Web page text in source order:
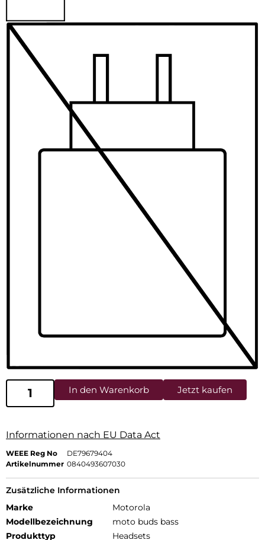
In den Warenkorb Jetzt kaufen
Informationen nach EU Data Act
WEEE Reg No
DE79679404
Artikelnummer 0840493607030
Zusätzliche Informationen
Marke
Motorola
Modellbezeichnung
moto buds bass
Produkttyp
Headsets